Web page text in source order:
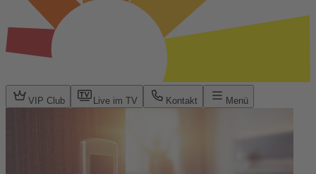
VIP Club Live im TV Kontakt Menü